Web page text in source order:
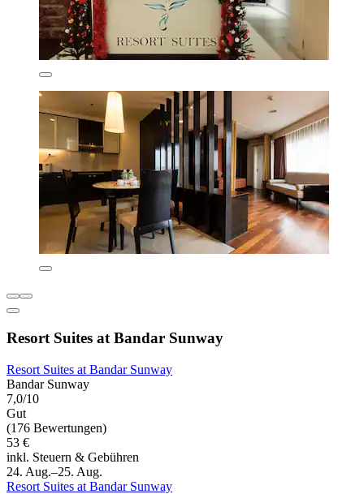
Resort Suites at Bandar Sunway
Resort Suites at Bandar Sunway
Bandar Sunway
7,0/10
Gut
(176 Bewertungen)
53 €
inkl. Steuern & Gebühren
24. Aug.–25. Aug.
Resort Suites at Bandar Sunway